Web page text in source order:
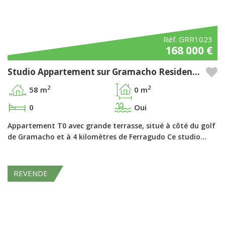
Réf. GRR1023
168 000 €
Studio Appartement sur Gramacho Residences – Algarve
58 m2 0 m2
0 Oui
Appartement T0 avec grande terrasse, situé à côté du golf
de Gramacho et à 4 kilomètres de Ferragudo Ce studio…
REVENDE